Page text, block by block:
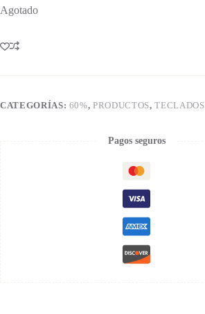
Agotado
CATEGORÍAS: 60%,PRODUCTOS,TECLADOS
Pagos seguros